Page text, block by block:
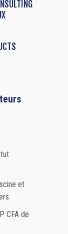
et
CFA de